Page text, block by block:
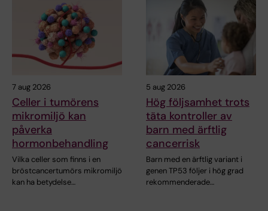
7 aug 2026
Celler i tumörens
mikromiljö kan
påverka
hormonbehandling
Vilka celler som finns i en
bröstcancertumörs mikromiljö
kan ha betydelse…
5 aug 2026
Hög följsamhet trots
täta kontroller av
barn med ärftlig
cancerrisk
Barn med en ärftlig variant i
genen TP53 följer i hög grad
rekommenderade…